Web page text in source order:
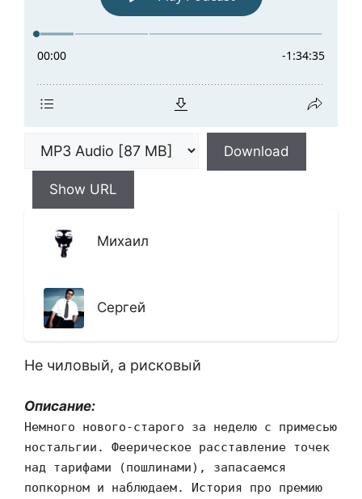
Download
Show URL
Михаил
Сергей
Не чиловый, а рисковый
Описание:
Немного нового-старого за неделю с примесью
ностальгии. Феерическое расставление точек
над тарифами (пошлинами), запасаемся
попкорном и наблюдаем. История про премию